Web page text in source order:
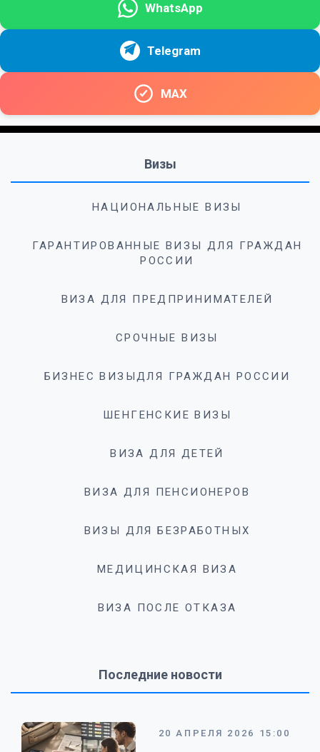
WhatsApp
Telegram
MAX
Визы
НАЦИОНАЛЬНЫЕ ВИЗЫ
ГАРАНТИРОВАННЫЕ ВИЗЫ ДЛЯ ГРАЖДАН
РОССИИ
ВИЗА ДЛЯ ПРЕДПРИНИМАТЕЛЕЙ
СРОЧНЫЕ ВИЗЫ
БИЗНЕС ВИЗЫДЛЯ ГРАЖДАН РОССИИ
ШЕНГЕНСКИЕ ВИЗЫ
ВИЗА ДЛЯ ДЕТЕЙ
ВИЗА ДЛЯ ПЕНСИОНЕРОВ
ВИЗЫ ДЛЯ БЕЗРАБОТНЫХ
МЕДИЦИНСКАЯ ВИЗА
ВИЗА ПОСЛЕ ОТКАЗА
Последние новости
20 АПРЕЛЯ 2026 15:00